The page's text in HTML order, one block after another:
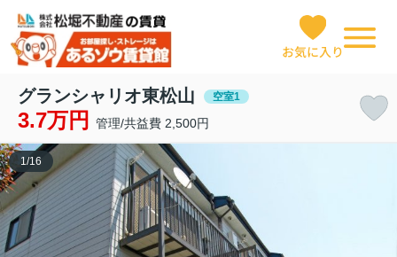
お気に入り
グランシャリオ東松山 空室1
3.7万円 管理/共益費 2,500円
1/16